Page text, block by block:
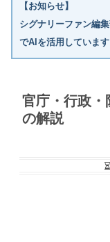
【お知らせ】
シグナリーファン編
でAIを活用しています
官庁・行政・
の解説